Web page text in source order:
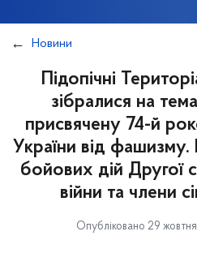
Новини
Підопічні
зібралися на
присвячену 74-й
України від
бойових дій Другої
війни та члени
Опубліковано 29